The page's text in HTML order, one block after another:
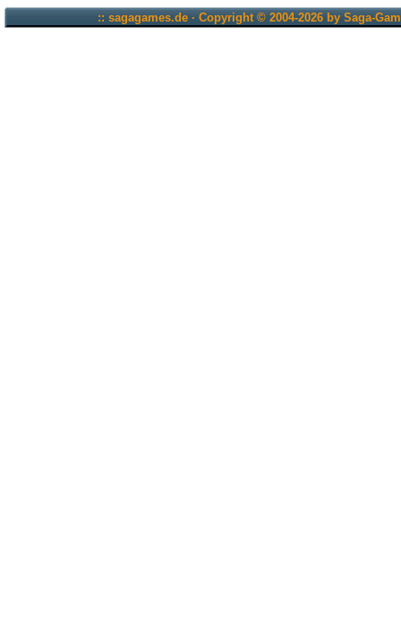
:: sagagames.de · Copyright © 2004-2026 by Saga-